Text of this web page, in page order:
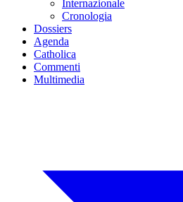
Internazionale
Cronologia
Dossiers
Agenda
Catholica
Commenti
Multimedia